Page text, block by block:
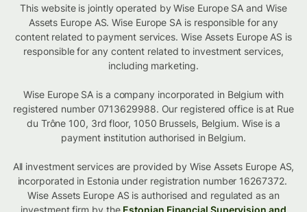
This website is jointly operated by Wise Europe SA and Wise
Assets Europe AS. Wise Europe SA is responsible for any
content related to payment services. Wise Assets Europe AS is
responsible for any content related to investment services,
including marketing.
Wise Europe SA is a company incorporated in Belgium with
registered number 0713629988. Our registered office is at Rue
du Trône 100, 3rd floor, 1050 Brussels, Belgium. Wise is a
payment institution authorised in Belgium.
All investment services are provided by Wise Assets Europe AS,
incorporated in Estonia under registration number 16267372.
Wise Assets Europe AS is authorised and regulated as an
investment firm by the Estonian Financial Supervision and